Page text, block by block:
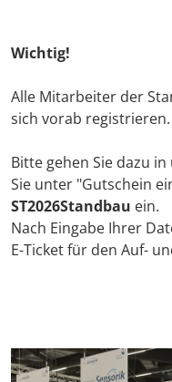
Wichtig!
Alle Mitarbeiter der
sich vorab registrieren.
Bitte gehen Sie dazu
Sie unter "Gutschein
ST2026Standbau ein.
Nach Eingabe Ihrer
E-Ticket für den Auf-